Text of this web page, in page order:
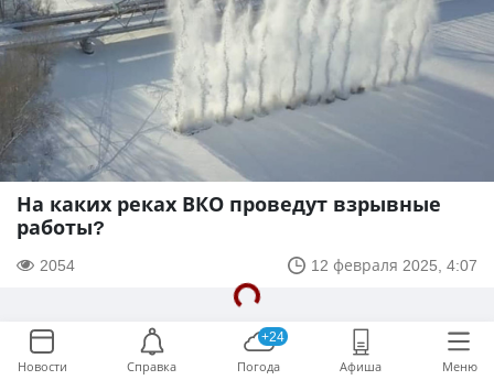
На каких реках ВКО проведут взрывные
работы?
2054 12 февраля 2025, 4:07
Новости Справка
+24
Погода Афиша Меню